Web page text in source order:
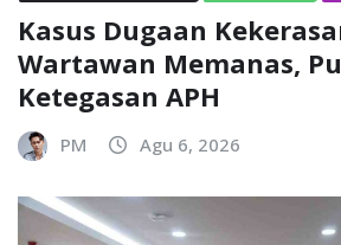
Kasus Dugaan
Wartawan Memanas,
Ketegasan APH
PM Agu 6, 2026